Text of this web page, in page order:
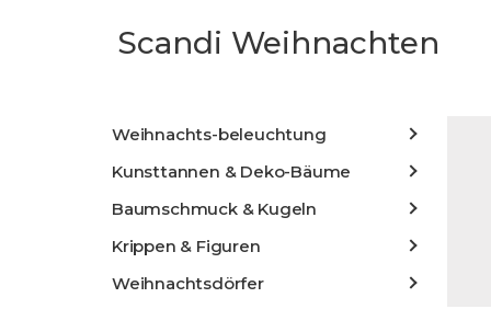
Scandi Weihnachten
Weihnachts-beleuchtung
Kunsttannen & Deko-Bäume
Baumschmuck & Kugeln
Krippen & Figuren
Weihnachtsdörfer